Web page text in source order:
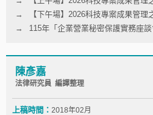
【下午場】2026科技專案成果管理
115年「企業營業秘密保護實務座談
陳彥嘉
法律研究員 編譯整理
上稿時間： 2018年02月